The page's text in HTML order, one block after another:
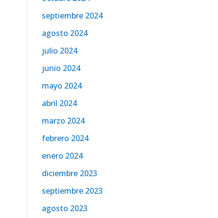
septiembre 2024
agosto 2024
julio 2024
junio 2024
mayo 2024
abril 2024
marzo 2024
febrero 2024
enero 2024
diciembre 2023
septiembre 2023
agosto 2023